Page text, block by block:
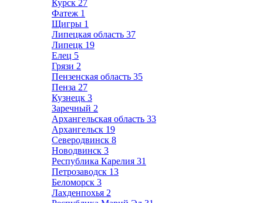
Курск 27
Фатеж 1
Щигры 1
Липецкая область 37
Липецк 19
Елец 5
Грязи 2
Пензенская область 35
Пенза 27
Кузнецк 3
Заречный 2
Архангельская область 33
Архангельск 19
Северодвинск 8
Новодвинск 3
Республика Карелия 31
Петрозаводск 13
Беломорск 3
Лахденпохья 2